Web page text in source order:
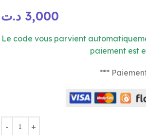
3,000 د.ت
Le code vous parvient
paiement est
***